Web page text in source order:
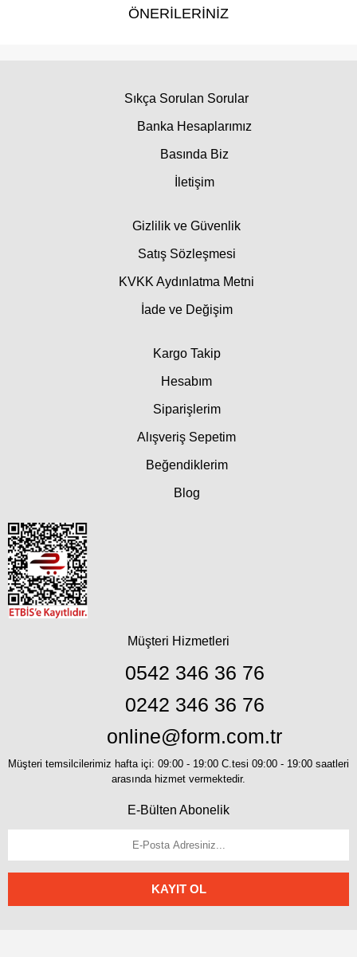
ÖNERİLERİNİZ
Sıkça Sorulan Sorular
Banka Hesaplarımız
Basında Biz
İletişim
Gizlilik ve Güvenlik
Satış Sözleşmesi
KVKK Aydınlatma Metni
İade ve Değişim
Kargo Takip
Hesabım
Siparişlerim
Alışveriş Sepetim
Beğendiklerim
Blog
Müşteri Hizmetleri
0542 346 36 76
0242 346 36 76
online@form.com.tr
Müşteri temsilcilerimiz hafta içi: 09:00 - 19:00 C.tesi 09:00 - 19:00 saatleri
arasında hizmet vermektedir.
E-Bülten Abonelik
KAYIT OL